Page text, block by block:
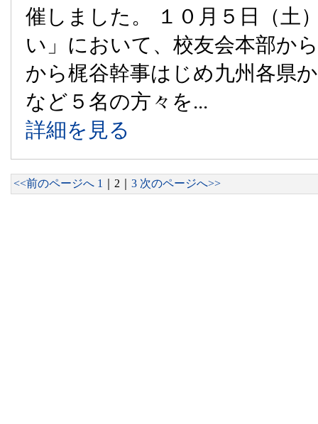
催しました。 １０月５日（土
い」において、校友会本部か
から梶谷幹事はじめ九州各県
など５名の方々を...
詳細を見る
<<前のページへ 1 2 3 次のページへ>>